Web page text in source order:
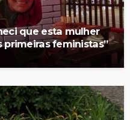
que esta mulher
feministas”